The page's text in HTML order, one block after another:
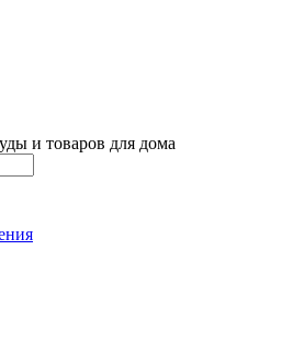
и товаров для дома